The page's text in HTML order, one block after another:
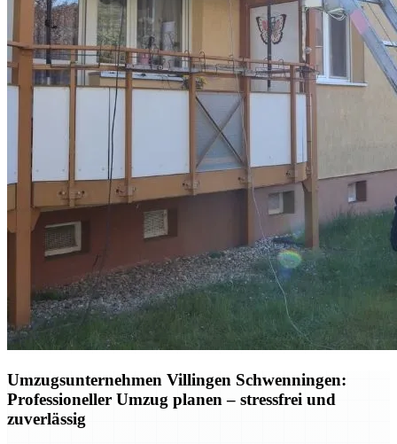
Umzugsunternehmen Villingen Schwenningen:
Professioneller Umzug planen – stressfrei und
zuverlässig